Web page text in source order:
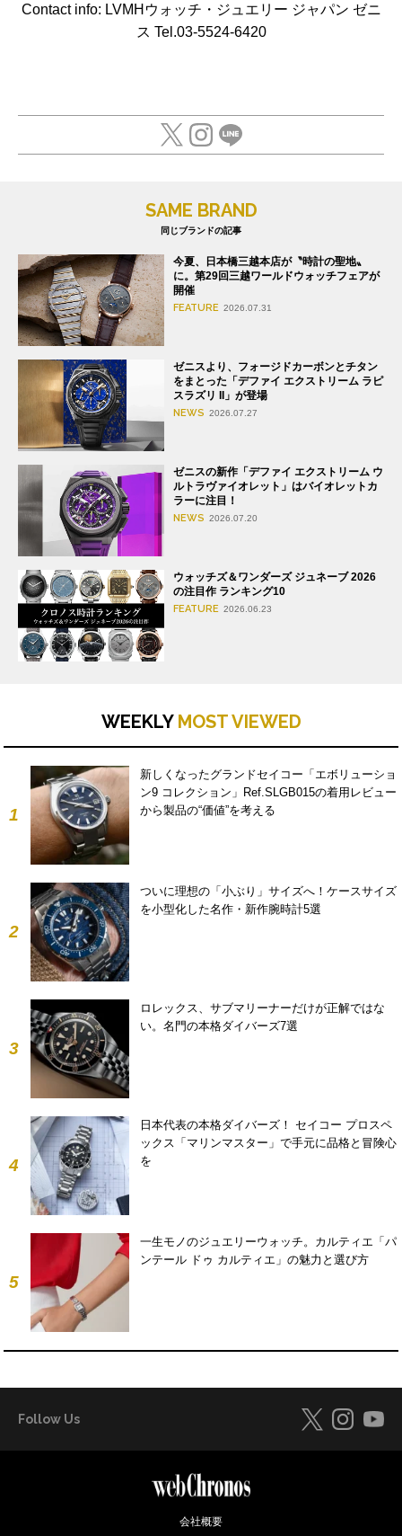
Contact info: LVMHウォッチ・ジュエリー ジャパン ゼニ
ス Tel.03-5524-6420
SAME BRAND
同じブランドの記事
今夏、日本橋三越本店が〝時計の聖地〟
に。第29回三越ワールドウォッチフェアが
開催
FEATURE 2026.07.31
ゼニスより、フォージドカーボンとチタン
をまとった「デファイ エクストリーム ラピ
スラズリ II」が登場
NEWS 2026.07.27
ゼニスの新作「デファイ エクストリーム ウ
ルトラヴァイオレット」はバイオレットカ
ラーに注目！
NEWS 2026.07.20
ウォッチズ＆ワンダーズ ジュネーブ 2026
の注目作 ランキング10
FEATURE 2026.06.23
WEEKLY MOST VIEWED
1
新しくなったグランドセイコー「エボリューショ
ン9 コレクション」Ref.SLGB015の着用レビュー
から製品の“価値”を考える
2
ついに理想の「小ぶり」サイズへ！ケースサイズ
を小型化した名作・新作腕時計5選
3
ロレックス、サブマリーナーだけが正解ではな
い。名門の本格ダイバーズ7選
4
日本代表の本格ダイバーズ！ セイコー プロスペ
ックス「マリンマスター」で手元に品格と冒険心
を
5
一生モノのジュエリーウォッチ。カルティエ「パ
ンテール ドゥ カルティエ」の魅力と選び方
Follow Us
会社概要